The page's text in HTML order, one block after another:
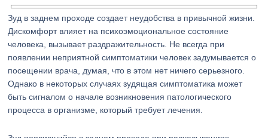
Зуд в заднем проходе создает неудобства в привычной жизни.
Дискомфорт влияет на психоэмоциональное состояние
человека, вызывает раздражительность. Не всегда при
появлении неприятной симптоматики человек задумывается о
посещении врача, думая, что в этом нет ничего серьезного.
Однако в некоторых случаях зудящая симптоматика может
быть сигналом о начале возникновения патологического
процесса в организме, который требует лечения.